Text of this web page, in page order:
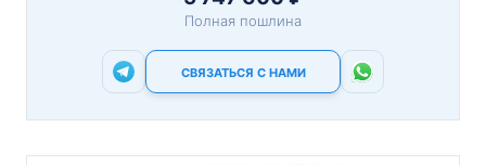
Полная пошлина
СВЯЗАТЬСЯ С НАМИ